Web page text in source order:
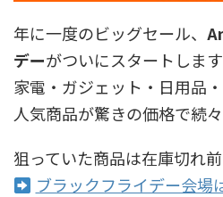
年に一度のビッグセール、
デーがついにスタートします
家電・ガジェット・日用品
人気商品が驚きの価格で続々
狙っていた商品は在庫切れ
ブラックフライデー会場